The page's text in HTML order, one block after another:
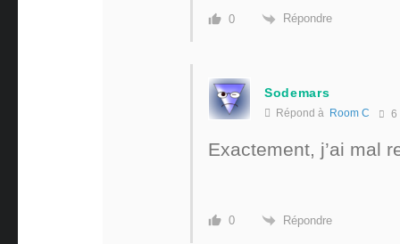
0 Répondre
Sodemars
Répond à Room C 6
Exactement, j’ai mal
0 Répondre